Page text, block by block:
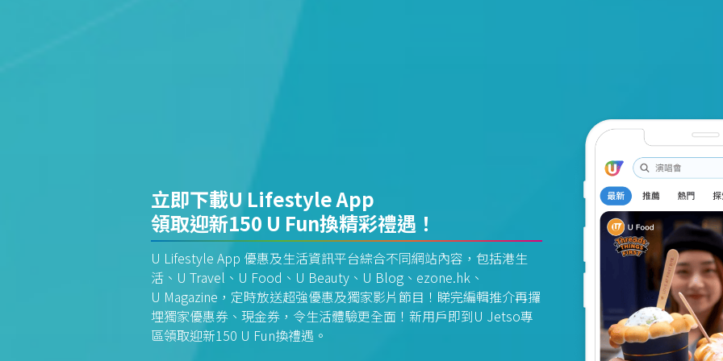
立即下載U Lifestyle App
領取迎新150 U Fun換精彩禮遇！
U Lifestyle App 優惠及生活資訊平台綜合不同網站內容，包括港生
活、U Travel、U Food、U Beauty、U Blog、ezone.hk、
U Magazine，定時放送超強優惠及獨家影片節目！睇完編輯推介再攞
埋獨家優惠券、現金券，令生活體驗更全面！新用戶即到U Jetso專
區領取迎新150 U Fun換禮遇。